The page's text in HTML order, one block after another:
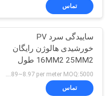
حفظ
حریم
خصوصی
تماس
ساییدگی سرد PV
خورشیدی هالوژن رایگان
16MM2 25MM2 طول
عمر طولانی
تماس